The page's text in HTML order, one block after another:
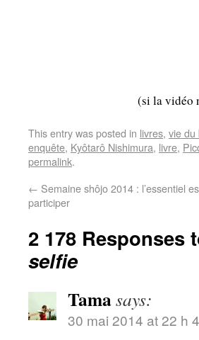
(si la vidéo
This entry was posted in livres, vie du
enquête, Kyôtarô Nishimura, livre,
permalink.
← Semaine shôjo 2014 : l’essentiel
participer
2 178 Responses
selfie
Tamasays:
30 mai 2014 at 22 h